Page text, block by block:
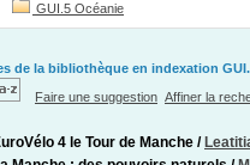
GUI.5 Océanie
de la bibliothèque en indexation
Faire une suggestion Affiner la
4 le Tour de Manche /